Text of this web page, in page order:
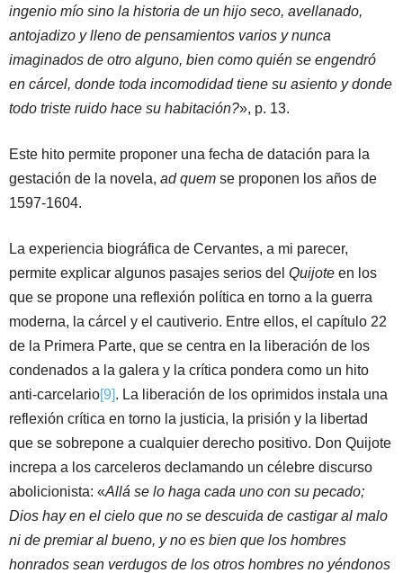
ingenio mío sino la historia de un hijo seco, avellanado,
antojadizo y lleno de pensamientos varios y nunca
imaginados de otro alguno, bien como quién se engendró
en cárcel, donde toda incomodidad tiene su asiento y donde
todo triste ruido hace su habitación?», p. 13.
Este hito permite proponer una fecha de datación para la
gestación de la novela, ad quem se proponen los años de
1597-1604.
La experiencia biográfica de Cervantes, a mi parecer,
permite explicar algunos pasajes serios del Quijote en los
que se propone una reflexión política en torno a la guerra
moderna, la cárcel y el cautiverio. Entre ellos, el capítulo 22
de la Primera Parte, que se centra en la liberación de los
condenados a la galera y la crítica pondera como un hito
anti-carcelario[9]. La liberación de los oprimidos instala una
reflexión crítica en torno la justicia, la prisión y la libertad
que se sobrepone a cualquier derecho positivo. Don Quijote
increpa a los carceleros declamando un célebre discurso
abolicionista: «Allá se lo haga cada uno con su pecado;
Dios hay en el cielo que no se descuida de castigar al malo
ni de premiar al bueno, y no es bien que los hombres
honrados sean verdugos de los otros hombres no yéndonos